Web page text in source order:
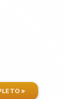
»